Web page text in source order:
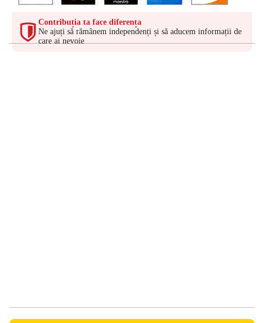
Contribuția ta face diferența
Ne ajuți să rămânem independenți și să aducem informații de
care ai nevoie